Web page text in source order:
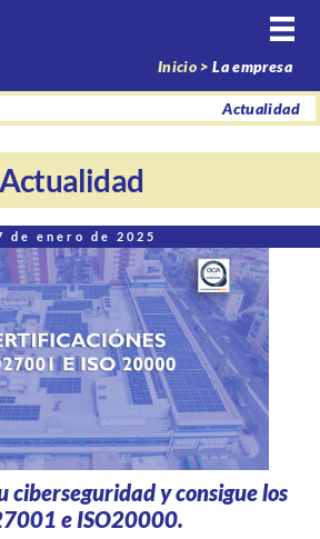
Inicio >La empresa
Actualidad
Actualidad
de enero de 2025
ciberseguridad y consigue los
e ISO20000.